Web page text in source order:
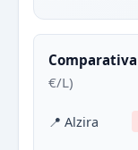
€/L)
📍 Alzira